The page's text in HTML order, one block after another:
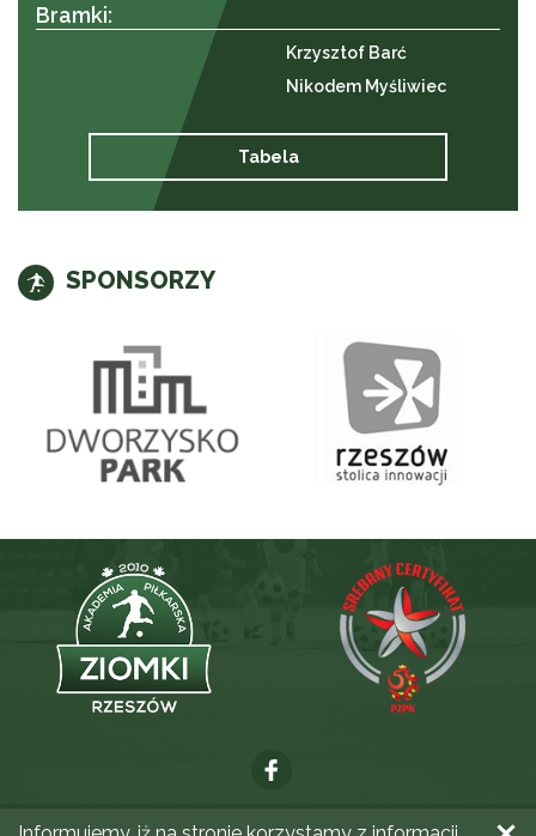
Bramki:
Krzysztof Barć
Nikodem Myśliwiec
Tabela
SPONSORZY